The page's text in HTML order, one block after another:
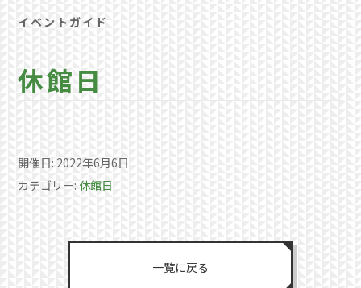
イベントガイド
休館日
開催日: 2022年6月6日
カテゴリー: 休館日
一覧に戻る